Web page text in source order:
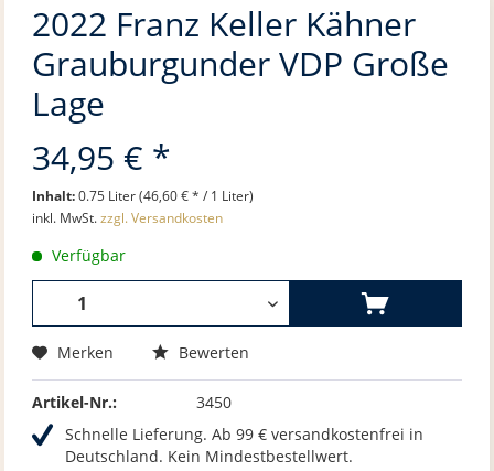
2022 Franz Keller Kähner
Grauburgunder VDP Große
Lage
34,95 € *
Inhalt:0.75 Liter (46,60 € * / 1 Liter)
inkl. MwSt.zzgl. Versandkosten
Verfügbar
Merken Bewerten
Artikel-Nr.:
3450
Schnelle Lieferung. Ab 99 € versandkostenfrei in
Deutschland. Kein Mindestbestellwert.